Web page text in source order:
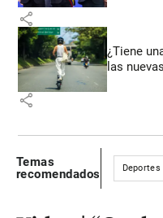
share
¿Tiene
las
share
Temas
recomendados
Deportes